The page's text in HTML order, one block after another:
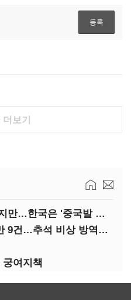
더보기
세계성장률 상향 조정했지만…한국은 '중국발 살얼음판'
아프리카돼지열병 올해만 9건…추석 비상 방역에 '총력'
여지책